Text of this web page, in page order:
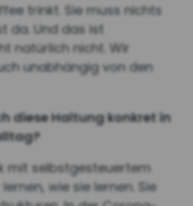
trinkt. Sie muss nichts
da. Und das ist
natürlich nicht. Wir
unabhängig von den
diese Haltung konkret in
mit selbstgesteuertem
lernen, wie sie lernen. Sie